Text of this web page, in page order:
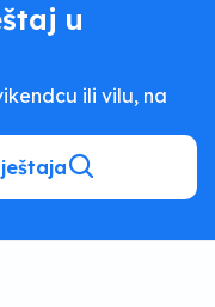
u
ili vilu, na